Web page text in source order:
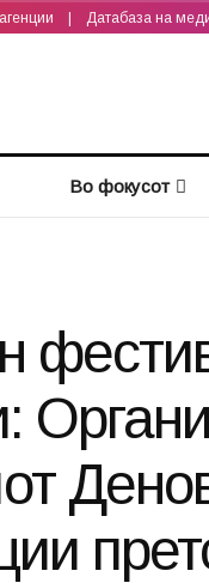
Датабаза на
Во фокусот